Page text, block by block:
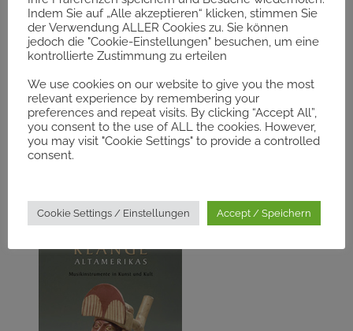
Leseprobe öffnen
Buch bestellen
Indem Sie auf „Alle akzeptieren“ klicken, stimmen Sie
der Verwendung ALLER Cookies zu. Sie können
jedoch die "Cookie-Einstellungen" besuchen, um eine
kontrollierte Zustimmung zu erteilen
We use cookies on our website to give you the most
relevant experience by remembering your
preferences and repeat visits. By clicking “Accept All”,
you consent to the use of ALL the cookies. However,
you may visit "Cookie Settings" to provide a controlled
consent.
Cookie Settings / Einstellungen Accept / Speichern